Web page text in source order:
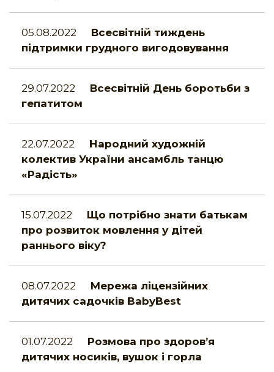
05.08.2022
Всесвітній тиждень
підтримки грудного вигодовування
29.07.2022
Всесвітній День боротьби з
гепатитом
22.07.2022
Народний художній
колектив України ансамбль танцю
«Радість»
15.07.2022
Що потрібно знати батькам
про розвиток мовлення у дітей
раннього віку?
08.07.2022
Мережа ліцензійних
дитячих садочків BabyBest
01.07.2022
Розмова про здоров’я
дитячих носиків, вушок і горла